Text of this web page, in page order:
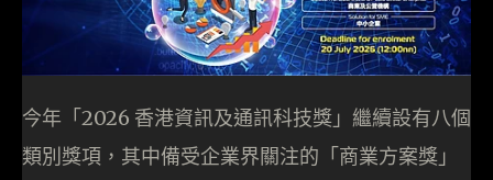
今年「2026 香港資訊及通訊科技獎」繼續設有八個
類別獎項，其中備受企業界關注的「商業方案獎」